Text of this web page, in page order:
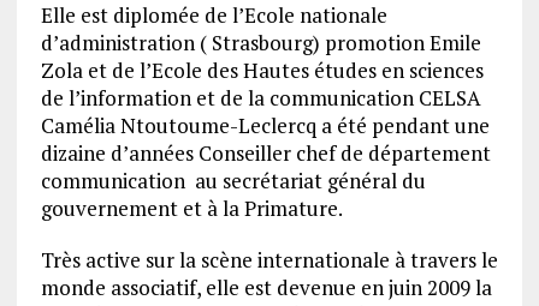
Elle est diplomée de l’Ecole nationale
d’administration ( Strasbourg) promotion Emile
Zola et de l’Ecole des Hautes études en sciences
de l’information et de la communication CELSA
Camélia Ntoutoume-Leclercq a été pendant une
dizaine d’années Conseiller chef de département
communication au secrétariat général du
gouvernement et à la Primature.
Très active sur la scène internationale à travers le
monde associatif, elle est devenue en juin 2009 la